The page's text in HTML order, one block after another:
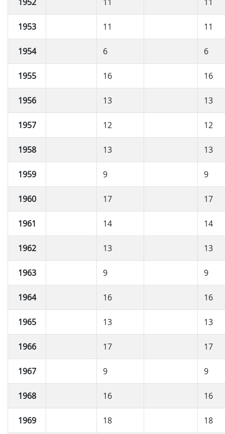
1953 11 11
1954 6 6
1955 16 16
1956 13 13
1957 12 12
1958 13 13
1959 9 9
1960 17 17
1961 14 14
1962 13 13
1963 9 9
1964 16 16
1965 13 13
1966 17 17
1967 9 9
1968 16 16
1969 18 18